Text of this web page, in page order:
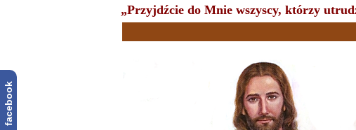
facebook
„Przyjdźcie do Mnie wszyscy, którzy